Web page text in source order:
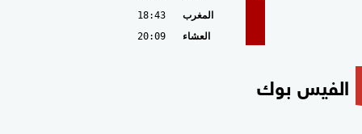
المغرب
18:43
العشاء
20:09
الفيس بوك